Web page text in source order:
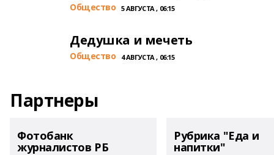
Общество 5 АВГУСТА , 06:15
Дедушка и мечеть
Общество 4 АВГУСТА , 06:15
Партнеры
Фотобанк
журналистов РБ
Рубрика "Еда и
напитки"